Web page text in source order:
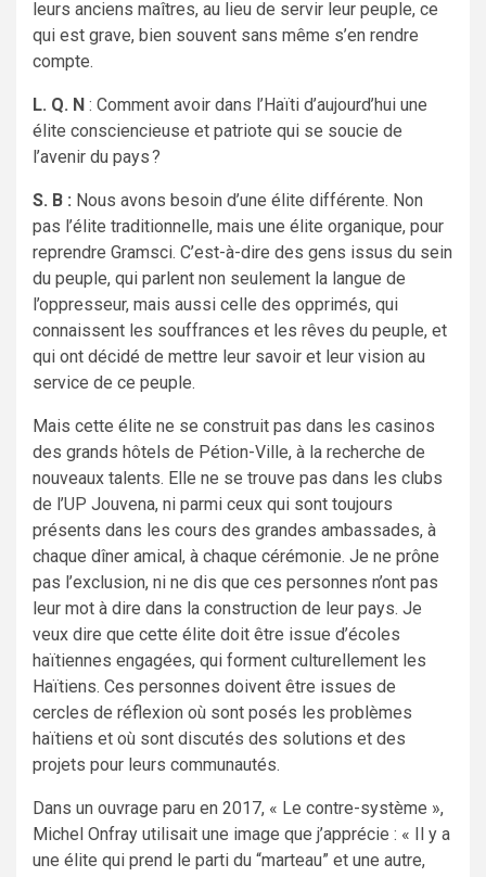
leurs anciens maîtres, au lieu de servir leur peuple, ce
qui est grave, bien souvent sans même s’en rendre
compte.
L. Q. N : Comment avoir dans l’Haïti d’aujourd’hui une
élite consciencieuse et patriote qui se soucie de
l’avenir du pays ?
S. B : Nous avons besoin d’une élite différente. Non
pas l’élite traditionnelle, mais une élite organique, pour
reprendre Gramsci. C’est-à-dire des gens issus du sein
du peuple, qui parlent non seulement la langue de
l’oppresseur, mais aussi celle des opprimés, qui
connaissent les souffrances et les rêves du peuple, et
qui ont décidé de mettre leur savoir et leur vision au
service de ce peuple.
Mais cette élite ne se construit pas dans les casinos
des grands hôtels de Pétion-Ville, à la recherche de
nouveaux talents. Elle ne se trouve pas dans les clubs
de l’UP Jouvena, ni parmi ceux qui sont toujours
présents dans les cours des grandes ambassades, à
chaque dîner amical, à chaque cérémonie. Je ne prône
pas l’exclusion, ni ne dis que ces personnes n’ont pas
leur mot à dire dans la construction de leur pays. Je
veux dire que cette élite doit être issue d’écoles
haïtiennes engagées, qui forment culturellement les
Haïtiens. Ces personnes doivent être issues de
cercles de réflexion où sont posés les problèmes
haïtiens et où sont discutés des solutions et des
projets pour leurs communautés.
Dans un ouvrage paru en 2017, « Le contre-système »,
Michel Onfray utilisait une image que j’apprécie : « Il y a
une élite qui prend le parti du “marteau” et une autre,